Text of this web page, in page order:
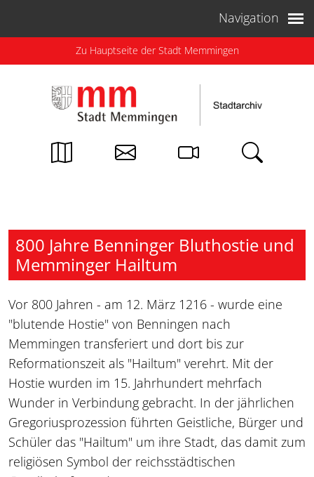
Navigation
Zu Hauptseite der Stadt Memmingen
800 Jahre Benninger Bluthostie und
Memminger Hailtum
Vor 800 Jahren - am 12. März 1216 - wurde eine
"blutende Hostie" von Benningen nach
Memmingen transferiert und dort bis zur
Reformationszeit als "Hailtum" verehrt. Mit der
Hostie wurden im 15. Jahrhundert mehrfach
Wunder in Verbindung gebracht. In der jährlichen
Gregoriusprozession führten Geistliche, Bürger und
Schüler das "Hailtum" um ihre Stadt, das damit zum
religiösen Symbol der reichsstädtischen